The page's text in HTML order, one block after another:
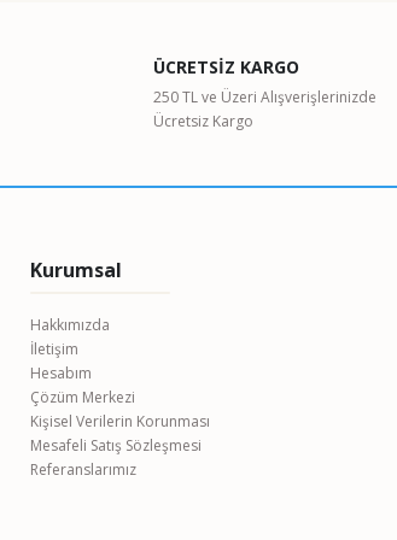
ÜCRETSİZ KARGO
250 TL ve Üzeri Alışverişlerinizde
Ücretsiz Kargo
Kurumsal
Hakkımızda
İletişim
Hesabım
Çözüm Merkezi
Kişisel Verilerin Korunması
Mesafeli Satış Sözleşmesi
Referanslarımız